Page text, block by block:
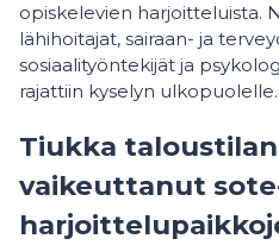
opiskelevien harjoitteluista.
lähihoitajat, sairaan- ja
sosiaalityöntekijät ja
rajattiin kyselyn ulkopuolelle.
Tiukka
vaikeuttanut